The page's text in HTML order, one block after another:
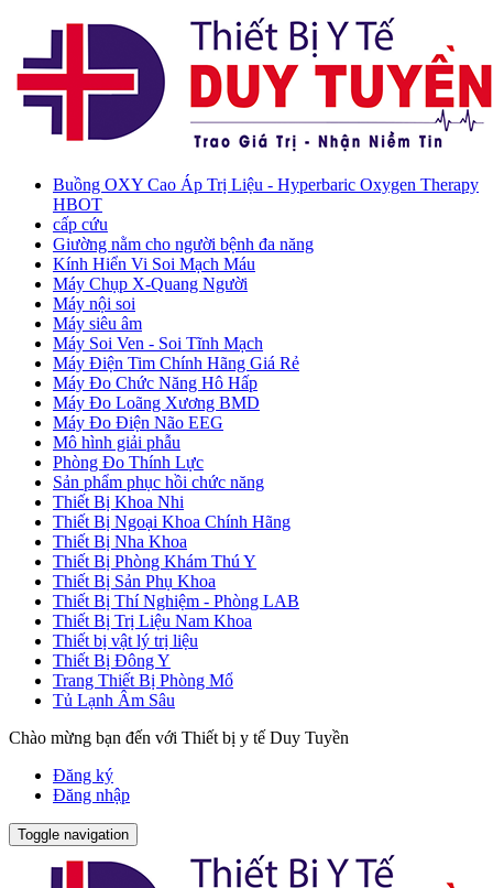
Buồng OXY Cao Áp Trị Liệu - Hyperbaric Oxygen Therapy
HBOT
cấp cứu
Giường nằm cho người bệnh đa năng
Kính Hiển Vi Soi Mạch Máu
Máy Chụp X-Quang Người
Máy nội soi
Máy siêu âm
Máy Soi Ven - Soi Tĩnh Mạch
Máy Điện Tim Chính Hãng Giá Rẻ
Máy Đo Chức Năng Hô Hấp
Máy Đo Loãng Xương BMD
Máy Đo Điện Não EEG
Mô hình giải phẫu
Phòng Đo Thính Lực
Sản phẩm phục hồi chức năng
Thiết Bị Khoa Nhi
Thiết Bị Ngoại Khoa Chính Hãng
Thiết Bị Nha Khoa
Thiết Bị Phòng Khám Thú Y
Thiết Bị Sản Phụ Khoa
Thiết Bị Thí Nghiệm - Phòng LAB
Thiết Bị Trị Liệu Nam Khoa
Thiết bị vật lý trị liệu
Thiết Bị Đông Y
Trang Thiết Bị Phòng Mổ
Tủ Lạnh Âm Sâu
Chào mừng bạn đến với Thiết bị y tế Duy Tuyền
Đăng ký
Đăng nhập
Toggle navigation